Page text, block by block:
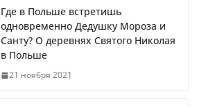
Где в Польше встретишь
одновременно Дедушку Мороза и
Санту? О деревнях Святого Николая
в Польше
21 ноября 2021